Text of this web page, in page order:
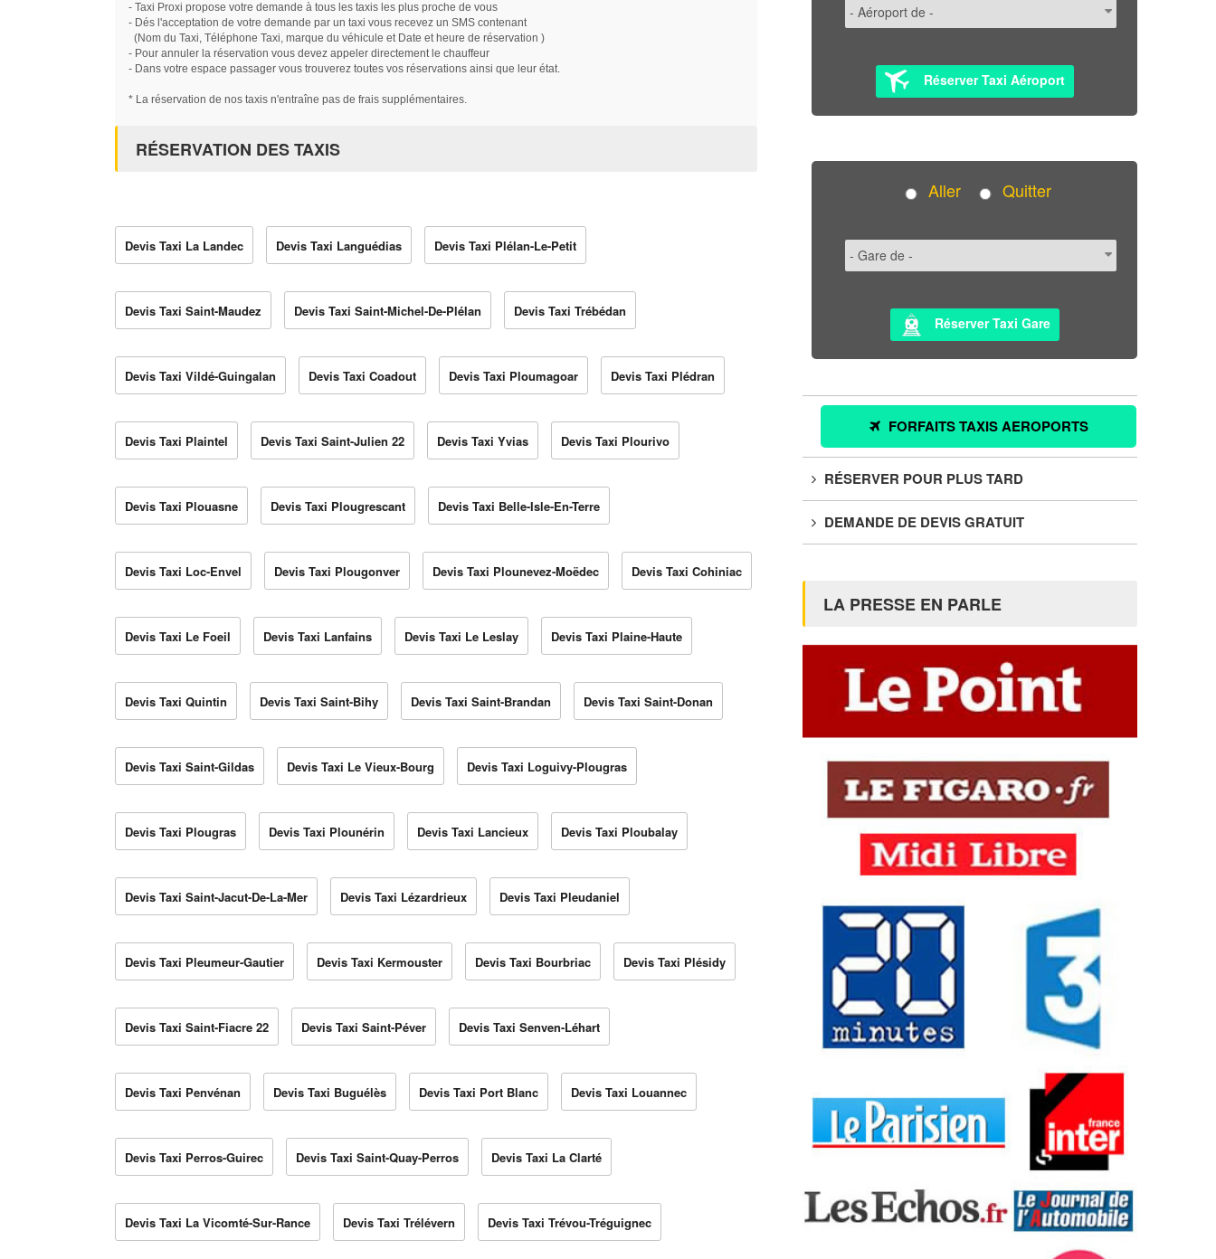
- Taxi Proxi propose votre demande à tous les taxis les plus proche de vous
- Dés l'acceptation de votre demande par un taxi vous recevez un SMS contenant
(Nom du Taxi, Téléphone Taxi, marque du véhicule et Date et heure de réservation )
- Pour annuler la réservation vous devez appeler directement le chauffeur
- Dans votre espace passager vous trouverez toutes vos réservations ainsi que leur état.
* La réservation de nos taxis n'entraîne pas de frais supplémentaires.
RÉSERVATION DES TAXIS
Devis Taxi La Landec Devis Taxi Languédias Devis Taxi Plélan-Le-Petit
Devis Taxi Saint-Maudez Devis Taxi Saint-Michel-De-Plélan Devis Taxi Trébédan
Devis Taxi Vildé-Guingalan Devis Taxi Coadout Devis Taxi Ploumagoar Devis Taxi Plédran
Devis Taxi Plaintel Devis Taxi Saint-Julien 22 Devis Taxi Yvias Devis Taxi Plourivo
Devis Taxi Plouasne Devis Taxi Plougrescant Devis Taxi Belle-Isle-En-Terre
Devis Taxi Loc-Envel Devis Taxi Plougonver Devis Taxi Plounevez-Moëdec Devis Taxi Cohiniac
Devis Taxi Le Foeil Devis Taxi Lanfains Devis Taxi Le Leslay Devis Taxi Plaine-Haute
Devis Taxi Quintin Devis Taxi Saint-Bihy Devis Taxi Saint-Brandan Devis Taxi Saint-Donan
Devis Taxi Saint-Gildas Devis Taxi Le Vieux-Bourg Devis Taxi Loguivy-Plougras
Devis Taxi Plougras Devis Taxi Plounérin Devis Taxi Lancieux Devis Taxi Ploubalay
Devis Taxi Saint-Jacut-De-La-Mer Devis Taxi Lézardrieux Devis Taxi Pleudaniel
Devis Taxi Pleumeur-Gautier Devis Taxi Kermouster Devis Taxi Bourbriac Devis Taxi Plésidy
Devis Taxi Saint-Fiacre 22 Devis Taxi Saint-Péver Devis Taxi Senven-Léhart
Devis Taxi Penvénan Devis Taxi Buguélès Devis Taxi Port Blanc Devis Taxi Louannec
Devis Taxi Perros-Guirec Devis Taxi Saint-Quay-Perros Devis Taxi La Clarté
Devis Taxi La Vicomté-Sur-Rance Devis Taxi Trélévern Devis Taxi Trévou-Tréguignec
Réserver Taxi Aéroport
Aller Quitter
Réserver Taxi Gare
FORFAITS TAXIS AEROPORTS
RÉSERVER POUR PLUS TARD
DEMANDE DE DEVIS GRATUIT
LA PRESSE EN PARLE